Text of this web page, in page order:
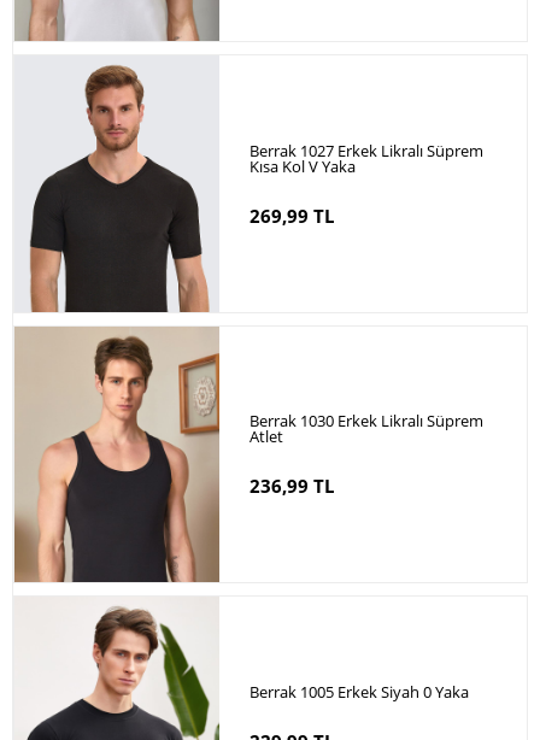
Berrak 1027 Erkek Likralı Süprem
Kısa Kol V Yaka
269,99 TL
Berrak 1030 Erkek Likralı Süprem
Atlet
236,99 TL
Berrak 1005 Erkek Siyah 0 Yaka